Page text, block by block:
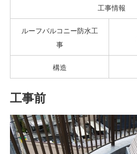
工事情報
ルーフバルコニー防水工
事
構造
工事前